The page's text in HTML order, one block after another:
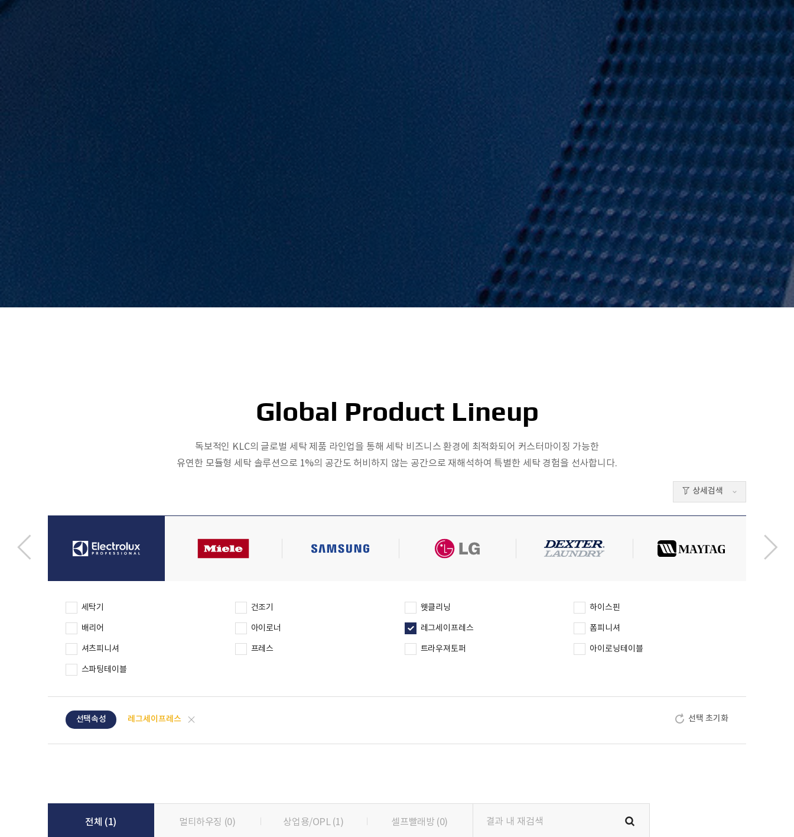
Global Product Lineup
독보적인 KLC의 글로벌 세탁 제품 라인업을 통해 세탁 비즈니스 환경에 최적화되어 커스터마이징 가능한
유연한 모듈형 세탁 솔루션으로 1%의 공간도 허비하지 않는 공간으로 재해석하여 특별한 세탁 경험을 선사합니다.
상세검색
세탁기 건조기 웻클리닝 하이스핀
배리어 아이로너 레그세이프레스 폼피니셔
셔츠피니셔 프레스 트라우져토퍼 아이로닝테이블
스파팅테이블
선택속성 레그세이프레스 선택 초기화
전체 (1) 멀티하우징 (0) 상업용/OPL (1) 셀프빨래방 (0)
재검색